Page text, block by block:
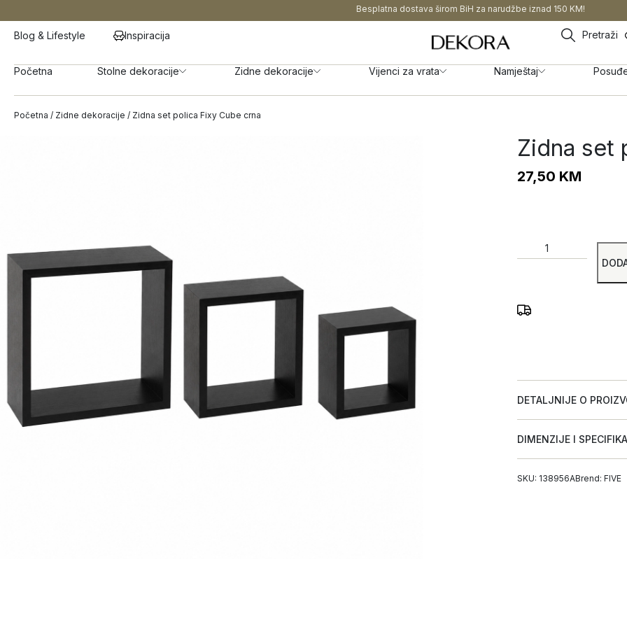
Besplatna dostava širom BiH za narudžbe iznad 150 KM!
Blog & Lifestyle Inspiracija Pretraži
Početna Stolne dekoracije Zidne dekoracije Vijenci za vrata Namještaj
Početna / Zidne dekoracije / Zidna set polica Fixy Cube crna
Zidna set
27,50 KM
DETALJNIJE O
DIMENZIJE I
SKU: 138956ABrend:FIVE